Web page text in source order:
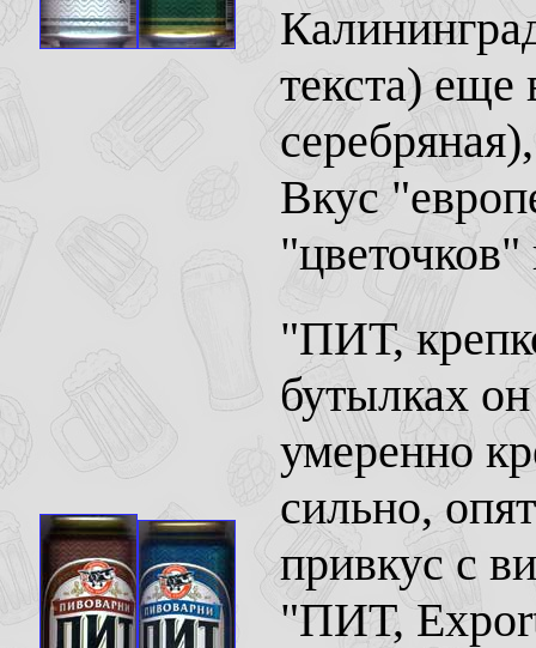
текста) еще
Вкус
"цветочков"
"ПИТ,
бутылках
умеренно
сильно,
привкус с
"ПИТ,